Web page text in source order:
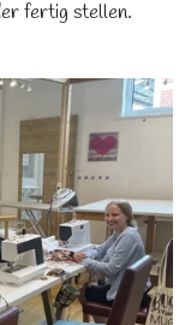
fertig stellen.